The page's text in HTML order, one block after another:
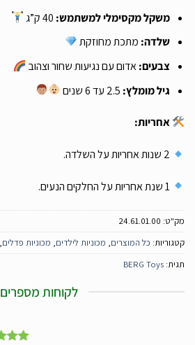
משקל מקסימלי למשתמש:40 ק”ג
שלדה:מתכת מחוזקת
צבעים:אדום עם נגיעות שחור וצהוב
גיל מומלץ:2.5 עד 6 שנים
אחריות:
מק"ט: 24.61.01.00
קטגוריות: כל המוצרים, מכוניות לילדים, מכוניות פדלים,
תגית: BERG Toys
לקוחות מספרים